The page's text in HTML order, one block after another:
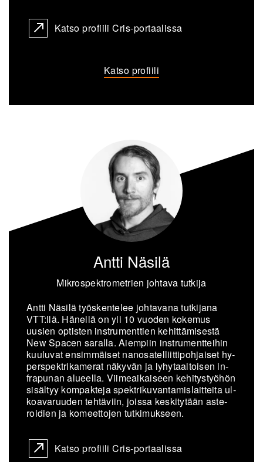
Katso profiili Cris-portaalissa
Katso profiili
Antti Näsilä
Mikrospektrometrien johtava tutkija
Antti Nä­si­lä työs­ken­te­lee joh­ta­va­na tut­ki­ja­na
VTT:llä. Hä­nel­lä on yli 10 vuo­den ko­ke­mus
uusien op­tis­ten in­stru­ment­tien ke­hit­tä­mi­ses­tä
New Spacen sa­ral­la. Ai­em­piin in­stru­ment­tei­hin
kuu­lu­vat en­sim­mäi­set nan­osa­tel­liit­ti­poh­jai­set hy­
pers­pekt­ri­ka­me­rat nä­ky­vän ja ly­hy­taal­toi­sen in­
fra­pu­nan alu­eel­la. Vii­me­ai­kai­seen ke­hi­tys­työ­hön
si­säl­tyy kom­pak­te­ja spekt­ri­ku­van­ta­mis­lait­tei­ta ul­
koa­va­ruu­den teh­tä­viin, jois­sa kes­ki­ty­tään as­te­
roi­dien ja ko­meet­to­jen tut­ki­muk­seen.
Katso profiili Cris-portaalissa